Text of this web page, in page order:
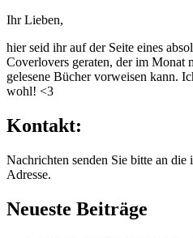
Ihr Lieben,
hier seid ihr auf der Seite eines
Coverlovers geraten, der im Monat
gelesene Bücher vorweisen kann.
wohl! <3
Kontakt:
Nachrichten senden Sie bitte an
Adresse.
Neueste Beiträge